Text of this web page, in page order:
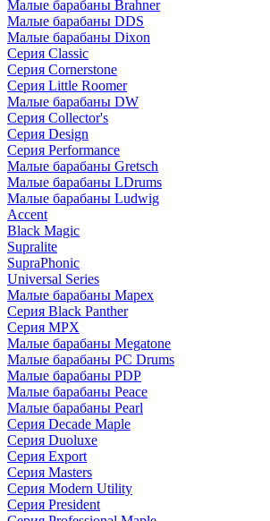
Малые барабаны Brahner
Малые барабаны DDS
Малые барабаны Dixon
Серия Classic
Серия Cornerstone
Серия Little Roomer
Малые барабаны DW
Серия Collector's
Серия Design
Серия Performance
Малые барабаны Gretsch
Малые барабаны LDrums
Малые барабаны Ludwig
Accent
Black Magic
Supralite
SupraPhonic
Universal Series
Малые барабаны Mapex
Серия Black Panther
Серия MPX
Малые барабаны Megatone
Малые барабаны PC Drums
Малые барабаны PDP
Малые барабаны Peace
Малые барабаны Pearl
Серия Decade Maple
Серия Duoluxe
Серия Export
Серия Masters
Серия Modern Utility
Серия President